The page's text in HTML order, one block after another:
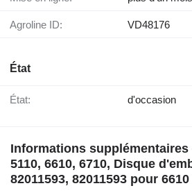
Agroline ID: VD48176
État
État: d'occasion
Informations
5110, 6610, 6710, Disque
82011593, 82011593 pour